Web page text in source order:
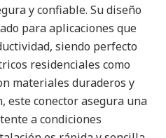
y confiable. Su diseño
para aplicaciones que
siendo perfecto
residenciales como
materiales duraderos y
este conector asegura una
a condiciones